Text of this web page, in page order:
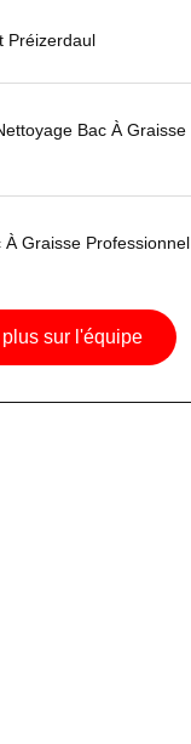
Préizerdaul
Bac À Graisse
À Graisse Professionnel
sur l'équipe